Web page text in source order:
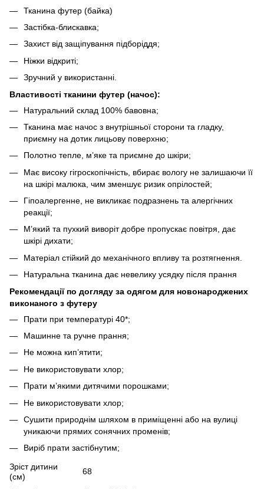
Тканина футер (байка)
Застібка-блискавка;
Захист від защіпування підборіддя;
Ніжки відкриті;
Зручний у використанні.
Властивості тканини футер (начос):
Натуральний склад 100% бавовна;
Тканина має начос з внутрішньої сторони та гладку,
приємну на дотик лицьову поверхню;
Полотно тепле, м’яке та приємне до шкіри;
Має високу гігроскопічність, вбирає вологу не залишаючи її
на шкірі малюка, чим зменшує ризик опрілостей;
Гіпоалергенне, не викликає подразнень та алергічних
реакції;
М’який та пухкий виворіт добре пропускає повітря, дає
шкірі дихати;
Матеріал стійкий до механічного впливу та розтягнення.
Натуральна тканина дає невелику усядку після прання
Рекомендації по догляду за одягом для новонароджених
виконаного з футеру
Прати при температурі 40*;
Машинне та ручне прання;
Не можна кип’ятити;
Не використовувати хлор;
Прати м’якими дитячими порошками;
Не використовувати хлор;
Сушити природнім шляхом в приміщенні або на вулиці
уникаючи прямих сонячних променів;
Виріб прати застібнутим;
Зріст дитини
(см)
68